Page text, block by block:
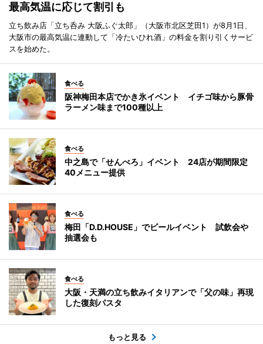
最高気温に応じて割引も
立ち飲み店「立ち呑み 大阪ふぐ太郎」（大阪市北区芝田1）が8月1日、
大阪市の最高気温に連動して「冷たいひれ酒」の料金を割り引くサービ
スを始めた。
食べる
阪神梅田本店でかき氷イベント イチゴ味から豚骨
ラーメン味まで100種以上
食べる
中之島で「せんべろ」イベント 24店が期間限定
40メニュー提供
食べる
梅田「D.D.HOUSE」でビールイベント 試飲会や
抽選会も
食べる
大阪・天満の立ち飲みイタリアンで「父の味」再現
した復刻パスタ
もっと見る